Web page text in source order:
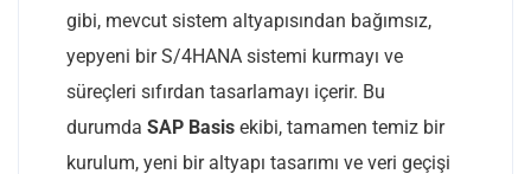
gibi, mevcut sistem altyapısından bağımsız,
yepyeni bir S/4HANA sistemi kurmayı ve
süreçleri sıfırdan tasarlamayı içerir. Bu
durumda SAP Basis ekibi, tamamen temiz bir
kurulum, yeni bir altyapı tasarımı ve veri geçişi